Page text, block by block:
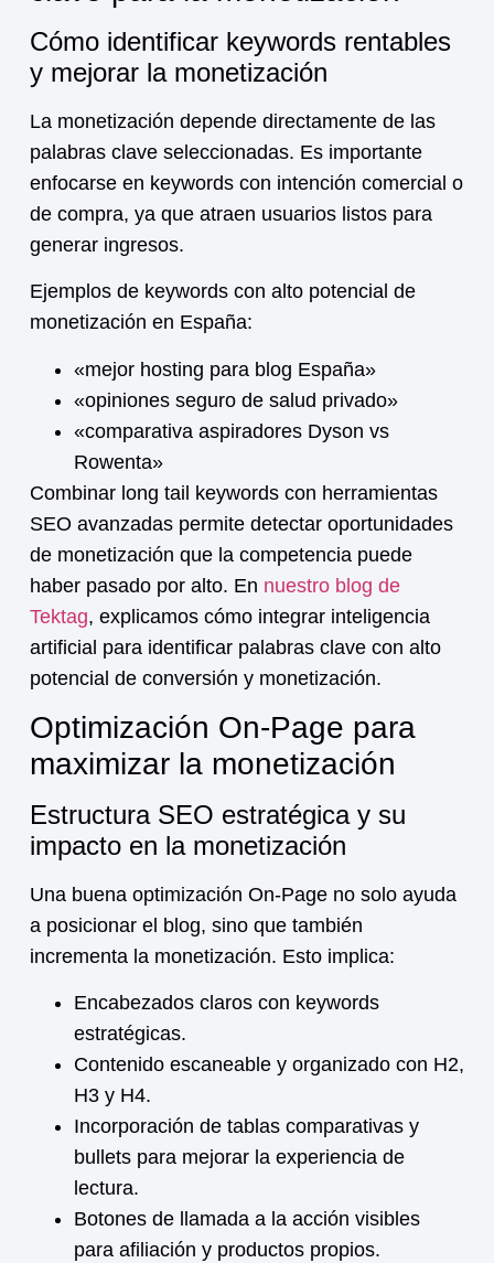
Cómo identificar keywords rentables
y mejorar la monetización
La monetización depende directamente de las
palabras clave seleccionadas. Es importante
enfocarse en keywords con intención comercial o
de compra, ya que atraen usuarios listos para
generar ingresos.
Ejemplos de keywords con alto potencial de
monetización en España:
«mejor hosting para blog España»
«opiniones seguro de salud privado»
«comparativa aspiradores Dyson vs
Rowenta»
Combinar long tail keywords con herramientas
SEO avanzadas permite detectar oportunidades
de monetización que la competencia puede
haber pasado por alto. En nuestro blog de
Tektag, explicamos cómo integrar inteligencia
artificial para identificar palabras clave con alto
potencial de conversión y monetización.
Optimización On-Page para
maximizar la monetización
Estructura SEO estratégica y su
impacto en la monetización
Una buena optimización On-Page no solo ayuda
a posicionar el blog, sino que también
incrementa la monetización. Esto implica:
Encabezados claros con keywords
estratégicas.
Contenido escaneable y organizado con H2,
H3 y H4.
Incorporación de tablas comparativas y
bullets para mejorar la experiencia de
lectura.
Botones de llamada a la acción visibles
para afiliación y productos propios.